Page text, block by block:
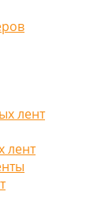
лент
лент